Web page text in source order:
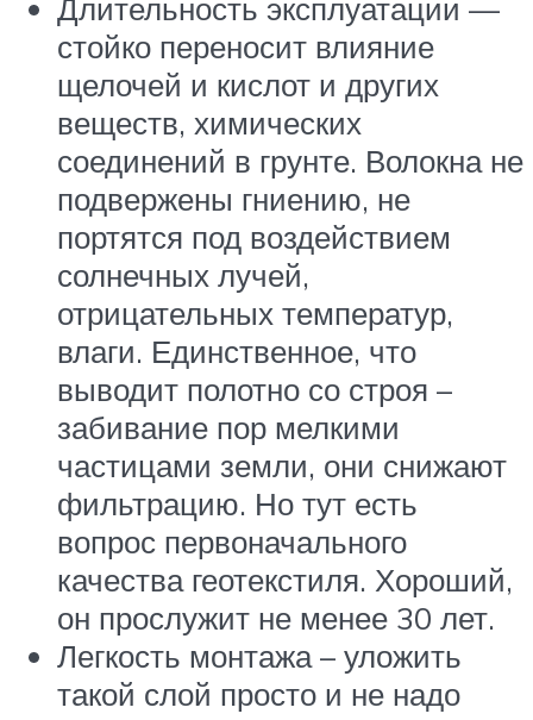
Длительность эксплуатации —
стойко переносит влияние
щелочей и кислот и других
веществ, химических
соединений в грунте. Волокна не
подвержены гниению, не
портятся под воздействием
солнечных лучей,
отрицательных температур,
влаги. Единственное, что
выводит полотно со строя –
забивание пор мелкими
частицами земли, они снижают
фильтрацию. Но тут есть
вопрос первоначального
качества геотекстиля. Хороший,
он прослужит не менее 30 лет.
Легкость монтажа – уложить
такой слой просто и не надо